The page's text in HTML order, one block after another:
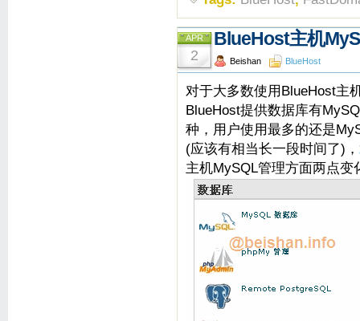
APR
2
BlueHost主机
Beishan BlueHost
对于大多数使用BlueHost主
BlueHost提供数据库有
种，用户使用最多的还是
(应该有相当长一段时间了)，
主机MySQL管理方面两点变